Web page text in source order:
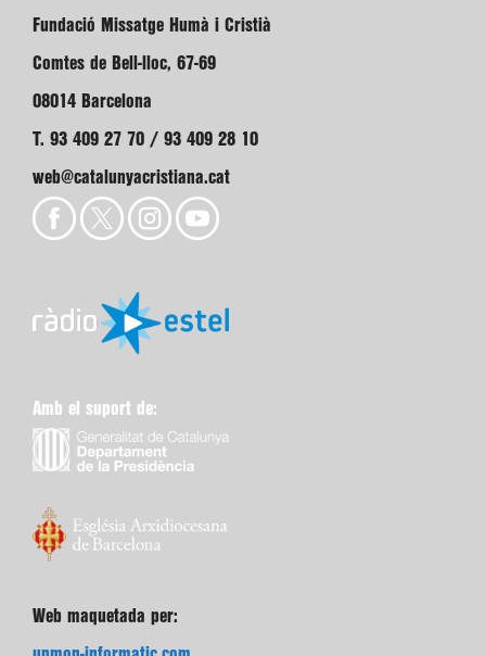
Fundació Missatge Humà i Cristià
Comtes de Bell-lloc, 67-69
08014 Barcelona
T. 93 409 27 70 / 93 409 28 10
web@catalunyacristiana.cat
Amb el suport de:
Web maquetada per: